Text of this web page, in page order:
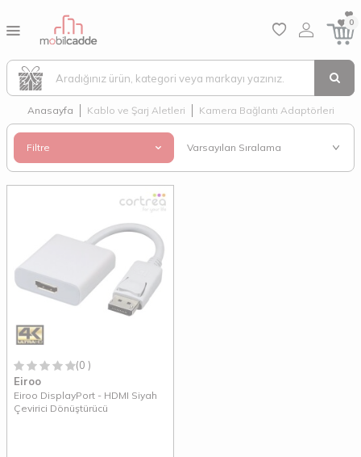
0
Anasayfa Kablo ve Şarj Aletleri Kamera Bağlantı Adaptörleri
Filtre
(0 )
Eiroo
Eiroo DisplayPort - HDMI Siyah
Çevirici Dönüştürücü